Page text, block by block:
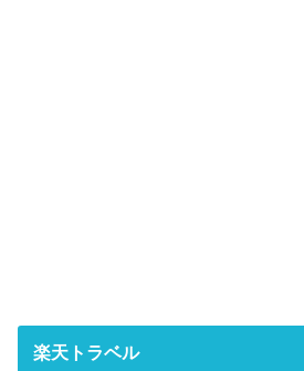
楽天トラベル